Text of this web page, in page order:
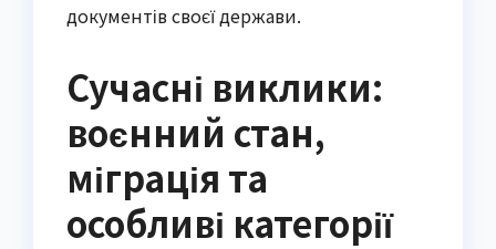
документів своєї держави.
Сучасні виклики:
воєнний стан,
міграція та
особливі категорії